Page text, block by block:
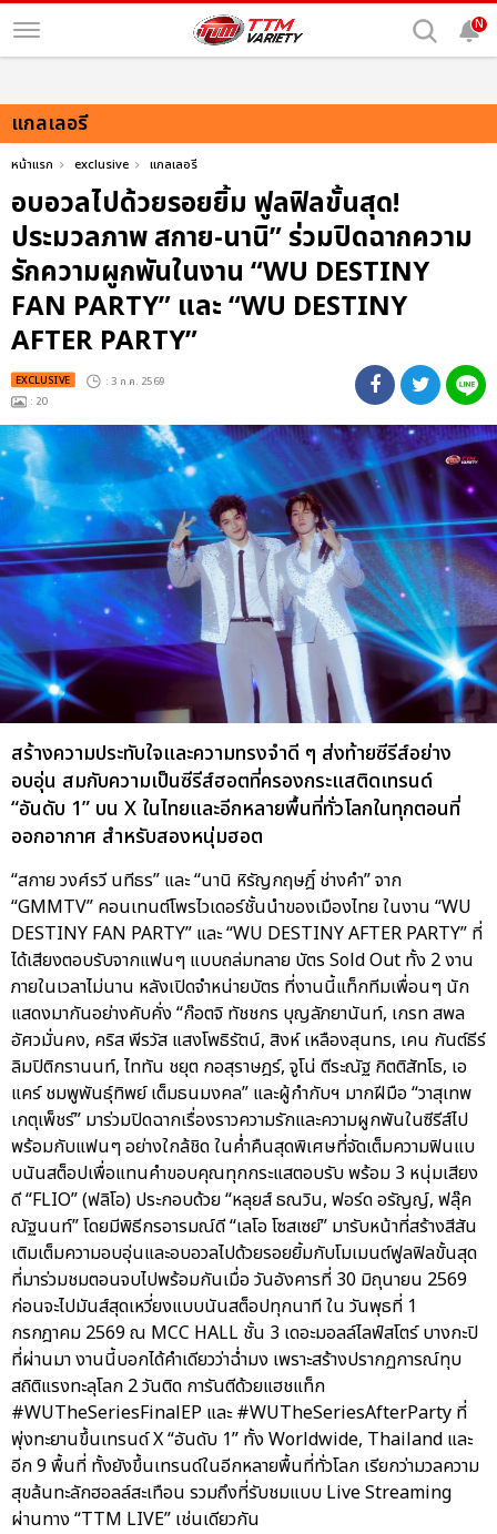
N
แกลเลอรี
หน้าแรก exclusive แกลเลอรี
อบอวลไปด้วยรอยยิ้ม ฟูลฟิลขั้นสุด!
ประมวลภาพ สกาย-นานิ” ร่วมปิดฉากความ
รักความผูกพันในงาน “WU DESTINY
FAN PARTY” และ “WU DESTINY
AFTER PARTY”
EXCLUSIVE : 3 ก.ค. 2569
: 20
สร้างความประทับใจและความทรงจำดี ๆ ส่งท้ายซีรีส์อย่าง
อบอุ่น สมกับความเป็นซีรีส์ฮอตที่ครองกระแสติดเทรนด์
“อันดับ 1” บน X ในไทยและอีกหลายพื้นที่ทั่วโลกในทุกตอนที่
ออกอากาศ สำหรับสองหนุ่มฮอต
“สกาย วงศ์รวี นทีธร” และ “นานิ หิรัญกฤษฎิ์ ช่างคำ” จาก
“GMMTV” คอนเทนต์โพรไวเดอร์ชั้นนำของเมืองไทย ในงาน “WU
DESTINY FAN PARTY” และ “WU DESTINY AFTER PARTY” ที่
ได้เสียงตอบรับจากแฟนๆ แบบถล่มทลาย บัตร Sold Out ทั้ง 2 งาน
ภายในเวลาไม่นาน หลังเปิดจำหน่ายบัตร ที่งานนี้แท็กทีมเพื่อนๆ นัก
แสดงมากันอย่างคับคั่ง “ก๊อตจิ ทัชชกร บุญลัภยานันท์, เกรท สพล
อัศวมั่นคง, คริส พีรวัส แสงโพธิรัตน์, สิงห์ เหลืองสุนทร, เคน กันต์ธีร์
ลิมปิติกรานนท์, ไททัน ชยุต กอสุราษฎร์, จูโน่ ตีระณัฐ กิตติสัทโธ, เอ
แคร์ ชมพูพันธุ์ทิพย์ เต็มธนมงคล” และผู้กำกับฯ มากฝีมือ “วาสุเทพ
เกตุเพ็ชร์” มาร่วมปิดฉากเรื่องราวความรักและความผูกพันในซีรีส์ไป
พร้อมกับแฟนๆ อย่างใกล้ชิด ในค่ำคืนสุดพิเศษที่จัดเต็มความฟินแบ
บนันสต็อปเพื่อแทนคำขอบคุณทุกกระแสตอบรับ พร้อม 3 หนุ่มเสียง
ดี “FLIO” (ฟลิโอ) ประกอบด้วย “หลุยส์ ธณวิน, ฟอร์ด อรัญญ์, ฟลุ๊ค
ณัฐนนท์” โดยมีพิธีกรอารมณ์ดี “เลโอ โซสเซย์” มารับหน้าที่สร้างสีสัน
เติมเต็มความอบอุ่นและอบอวลไปด้วยรอยยิ้มกับโมเมนต์ฟูลฟิลขั้นสุด
ที่มาร่วมชมตอนจบไปพร้อมกันเมื่อ วันอังคารที่ 30 มิถุนายน 2569
ก่อนจะไปมันส์สุดเหวี่ยงแบบนันสต็อปทุกนาที ใน วันพุธที่ 1
กรกฎาคม 2569 ณ MCC HALL ชั้น 3 เดอะมอลล์ไลฟ์สโตร์ บางกะปิ
ที่ผ่านมา งานนี้บอกได้คำเดียวว่าฉ่ำมง เพราะสร้างปรากฏการณ์ทุบ
สถิติแรงทะลุโลก 2 วันติด การันตีด้วยแฮชแท็ก
#WUTheSeriesFinalEP และ #WUTheSeriesAfterParty ที่
พุ่งทะยานขึ้นเทรนด์ X “อันดับ 1” ทั้ง Worldwide, Thailand และ
อีก 9 พื้นที่ ทั้งยังขึ้นเทรนด์ในอีกหลายพื้นที่ทั่วโลก เรียกว่ามวลความ
สุขล้นทะลักฮอลล์สะเทือน รวมถึงที่รับชมแบบ Live Streaming
ผ่านทาง “TTM LIVE” เช่นเดียวกัน